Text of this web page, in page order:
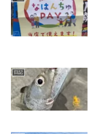
日記